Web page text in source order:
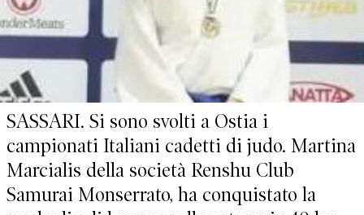
SASSARI. Si sono svolti a Ostia i
campionati Italiani cadetti di judo. Martina
Marcialis della società Renshu Club
Samurai Monserrato, ha conquistato la